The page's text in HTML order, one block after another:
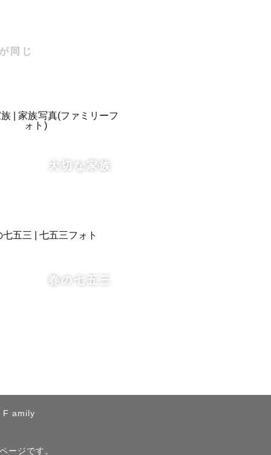
大好きで
助・お手
児向け）
ない撮影
同じ
大切な家族
春の七五三
F amily
ージです。